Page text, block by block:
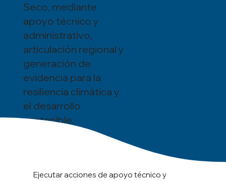
Seco, mediante
apoyo técnico y
administrativo,
articulación regional y
generación de
evidencia para la
resiliencia climática y
el desarrollo
sostenible.
Ejecutar acciones de apoyo técnico y